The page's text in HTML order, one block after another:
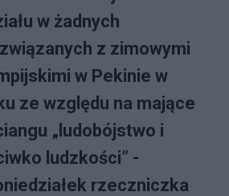
w żadnych
z zimowymi
w Pekinie w
ze względu na mające
„ludobójstwo i
ludzkości” -
rzeczniczka